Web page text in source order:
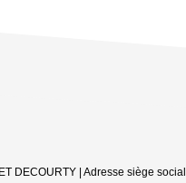
| Adresse siège